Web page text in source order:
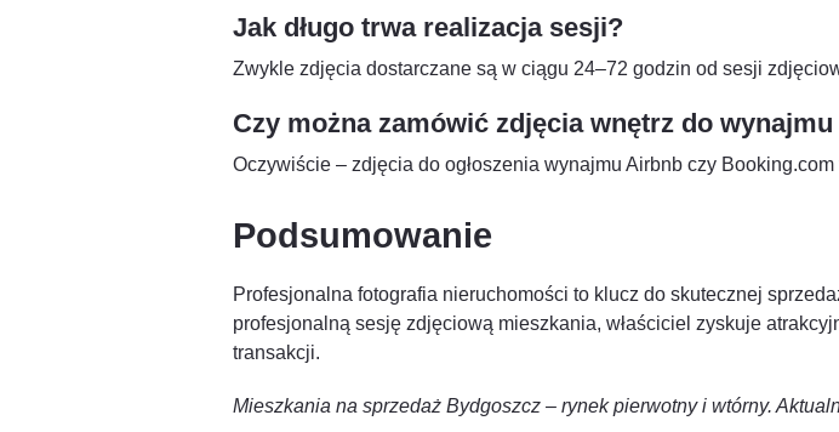
Jak długo trwa realizacja sesji?
Zwykle zdjęcia dostarczane są w ciągu 24–72 godzin od sesji
Czy można zamówić zdjęcia wnętrz do
Oczywiście – zdjęcia do ogłoszenia wynajmu Airbnb czy Booking.com
Podsumowanie
Profesjonalna fotografia nieruchomości to klucz do skutecznej
profesjonalną sesję zdjęciową mieszkania, właściciel zyskuje
transakcji.
Mieszkania na sprzedaż Bydgoszcz – rynek pierwotny i wtórny.